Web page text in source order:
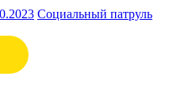
Социальный патруль